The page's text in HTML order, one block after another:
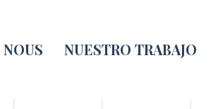
NOUS NUESTRO TRABAJO